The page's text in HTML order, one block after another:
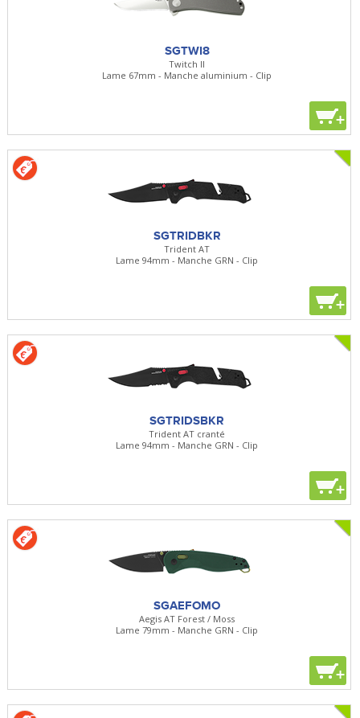
SGTWI8
Twitch II
Lame 67mm - Manche aluminium - Clip
+
SGTRIDBKR
Trident AT
Lame 94mm - Manche GRN - Clip
+
SGTRIDSBKR
Trident AT cranté
Lame 94mm - Manche GRN - Clip
+
SGAEFOMO
Aegis AT Forest / Moss
Lame 79mm - Manche GRN - Clip
+